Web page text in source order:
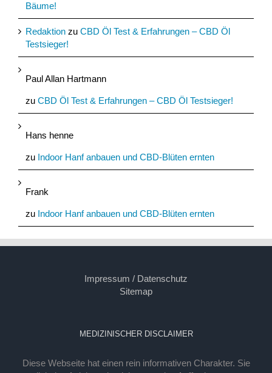
Bäume!
Redaktion zu CBD Öl Test & Erfahrungen – CBD Öl
Testsieger!
Paul Allan Hartmann
zu CBD Öl Test & Erfahrungen – CBD Öl Testsieger!
Hans henne
zu Indoor Hanf anbauen und CBD-Blüten ernten
Frank
zu Indoor Hanf anbauen und CBD-Blüten ernten
Impressum / Datenschutz
Sitemap
MEDIZINISCHER DISCLAIMER
Diese Webseite hat einen rein informativen Charakter. Sie